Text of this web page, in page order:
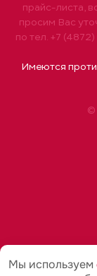
©
прайс-листа,
просим Вас
по тел. +7
Имеются
Мы используем